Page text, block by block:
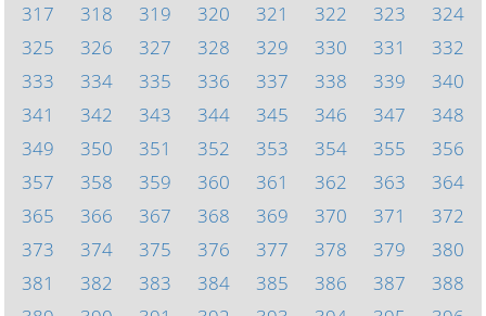
317
318 319 320 321 322 323
324
325
326 327 328 329 330 331
332
333
334 335 336 337 338 339
340
341
342 343 344 345 346 347
348
349
350 351 352 353 354 355
356
357
358 359 360 361 362 363
364
365
366 367 368 369 370 371
372
373
374 375 376 377 378 379
380
381
382 383 384 385 386 387
388